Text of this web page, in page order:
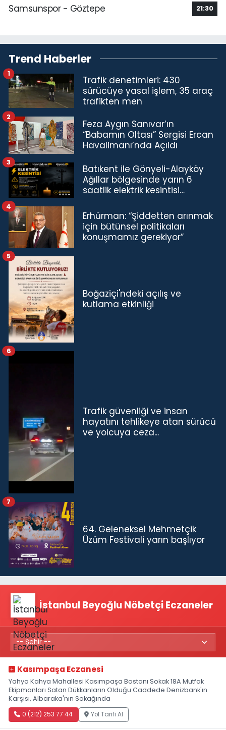
Samsunspor - Göztepe
21:30
Trend Haberler
Trafik denetimleri: 430
sürücüye yasal işlem, 35 araç
trafikten men
1
Feza Aygın Sanıvar’ın
“Babamın Oltası” Sergisi Ercan
Havalimanı’nda Açıldı
2
Batıkent ile Gönyeli-Alayköy
Ağıllar bölgesinde yarın 6
saatlik elektrik kesintisi…
3
Erhürman: “Şiddetten arınmak
için bütünsel politikaları
konuşmamız gerekiyor”
4
Boğaziçi'ndeki açılış ve
kutlama etkinliği
5
Trafik güvenliği ve insan
hayatını tehlikeye atan sürücü
ve yolcuya ceza...
6
64. Geleneksel Mehmetçik
Üzüm Festivali yarın başlıyor
7
İstanbul Beyoğlu Nöbetçi Eczaneler
Kasımpaşa Eczanesi
Yahya Kahya Mahallesi Kasımpaşa Bostanı Sokak 18A Mutfak
Ekipmanları Satan Dükkanların Olduğu Caddede Denizbank'ın
Karşısı, Albaraka'nın Sokağında
0 (212) 253 77 44 Yol Tarifi Al